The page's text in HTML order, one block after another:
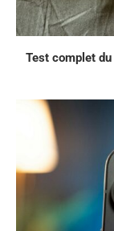
Test complet